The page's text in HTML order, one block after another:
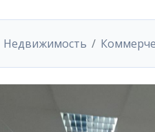
Недвижимость